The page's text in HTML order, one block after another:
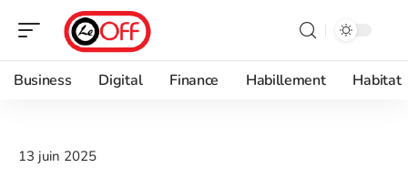
Business Digital Finance Habillement Habitat
13 juin 2025